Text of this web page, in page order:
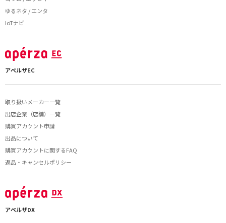
ゆるネタ / エンタ
IoTナビ
アペルザEC
取り扱いメーカー一覧
出店企業（店舗）一覧
購買アカウント申請
出品について
購買アカウントに関するFAQ
返品・キャンセルポリシー
アペルザDX